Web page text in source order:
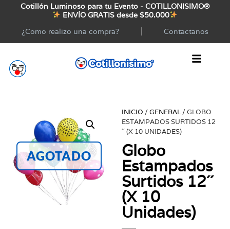
Cotillón Luminoso para tu Evento - COTILLONISIMO®
ENVÍO GRATIS desde $50.000
¿Como realizo una compra?
Contactanos
AGOTADO
INICIO /GENERAL/ GLOBO
ESTAMPADOS SURTIDOS 12
´´ (X 10 UNIDADES)
Globo
Estampados
Surtidos 12´´
(X 10
Unidades)